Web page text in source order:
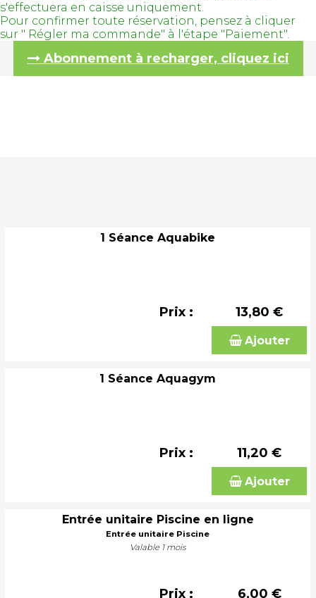
s'effectuera en caisse uniquement.
Pour confirmer toute réservation, pensez à cliquer
sur " Régler ma commande" à l'étape "Paiement".
Abonnement à recharger, cliquez ici
1 Séance Aquabike
Prix : 13,80 €
Ajouter
1 Séance Aquagym
Prix : 11,20 €
Ajouter
Entrée unitaire Piscine en ligne
Entrée unitaire Piscine
Valable 1 mois
Prix : 6,00 €